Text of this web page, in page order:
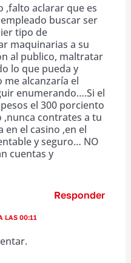
,falto aclarar que es
buscar ser
tipo de
maquinarias a su
al publico, maltratar
lo que pueda y
alcanzaría el
enumerando….Si el
el 300 porciento
,nunca contrates a tu
en el casino ,en el
y seguro… NO
cuentas y
Responder
LAS 00:11